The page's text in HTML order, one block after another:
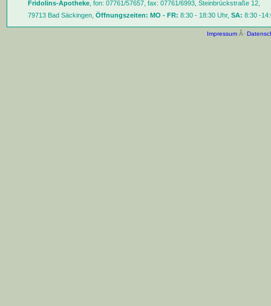
Fridolins-Apotheke, fon: 07761/57657, fax: 07761/6993, Steinbrückstraße 12,
79713 Bad Säckingen, Öffnungszeiten: MO - FR: 8:30 - 18:30 Uhr, SA: 8:30 -
Impressum Â·